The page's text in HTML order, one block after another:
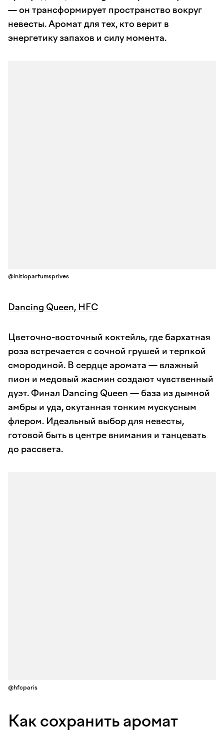
— он трансформирует пространство вокруг
невесты. Аромат для тех, кто верит в
энергетику запахов и силу момента.
@initioparfumsprives
Dancing Queen, HFC
Цветочно-восточный коктейль, где бархатная
роза встречается с сочной грушей и терпкой
смородиной. В сердце аромата — влажный
пион и медовый жасмин создают чувственный
дуэт. Финал Dancing Queen — база из дымной
амбры и уда, окутанная тонким мускусным
флером. Идеальный выбор для невесты,
готовой быть в центре внимания и танцевать
до рассвета.
@hfcparis
Как сохранить аромат